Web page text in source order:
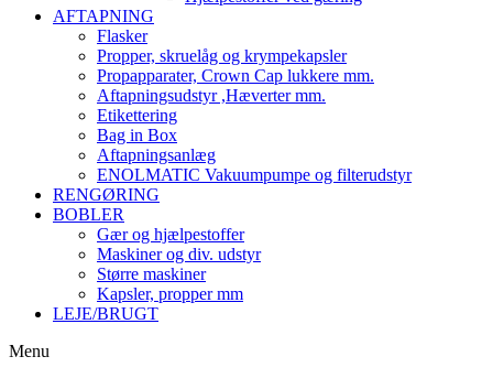
AFTAPNING
Flasker
Propper, skruelåg og krympekapsler
Propapparater, Crown Cap lukkere mm.
Aftapningsudstyr ,Hæverter mm.
Etikettering
Bag in Box
Aftapningsanlæg
ENOLMATIC Vakuumpumpe og filterudstyr
RENGØRING
BOBLER
Gær og hjælpestoffer
Maskiner og div. udstyr
Større maskiner
Kapsler, propper mm
LEJE/BRUGT
Menu